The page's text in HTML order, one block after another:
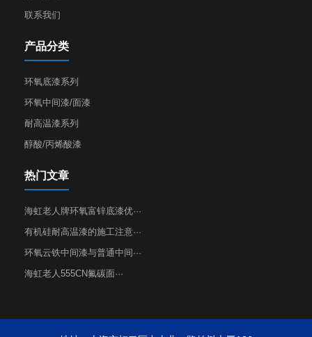
联系我们
产品分类
环氧底漆系列
环氧中间漆/面漆
耐高温漆系列
醇酸/丙烯酸漆
热门文章
海虹老人牌环氧富锌底漆优···
有机硅耐高温漆的施工注意···
环氧云铁中间漆与普通中间···
海虹老人555CN氟碳面···